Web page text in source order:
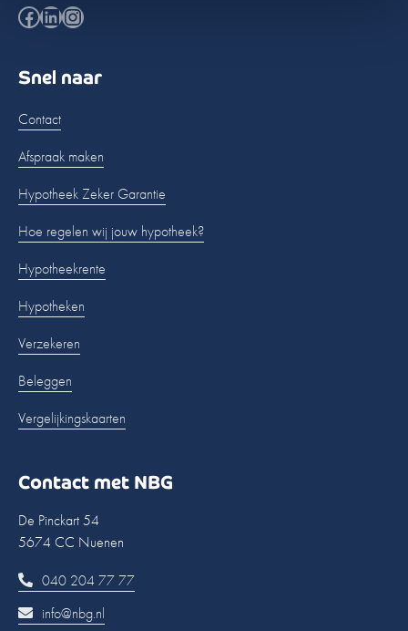
Facebook
LinkedIn
Instagram
Snel naar
Contact
Afspraak maken
Hypotheek Zeker Garantie
Hoe regelen wij jouw hypotheek?
Hypotheekrente
Hypotheken
Verzekeren
Beleggen
Vergelijkingskaarten
Contact met NBG
De Pinckart 54
5674 CC Nuenen
040 204 77 77
info@nbg.nl